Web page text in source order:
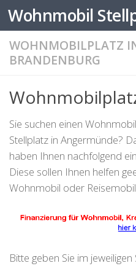
Zum Inhalt
WOHNMOBILPLATZ
BRANDENBURG
Sie suchen einen
Stellplatz in Angermünde?
haben Ihnen nachfolgend
Diese sollen Ihnen helfen
Wohnmobil oder
Bitte geben Sie im